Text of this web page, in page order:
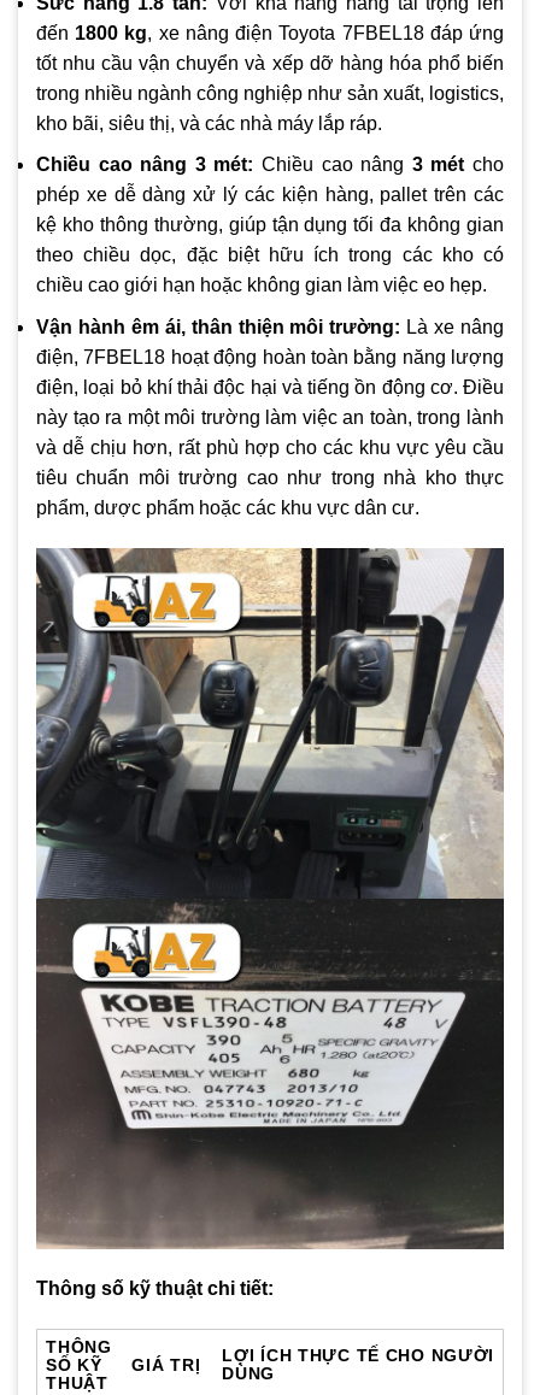
đến 1800 kg, xe nâng điện Toyota 7FBEL18 đáp ứng
tốt nhu cầu vận chuyển và xếp dỡ hàng hóa phổ biến
trong nhiều ngành công nghiệp như sản xuất, logistics,
kho bãi, siêu thị, và các nhà máy lắp ráp.
Chiều cao nâng 3 mét: Chiều cao nâng 3 mét cho
phép xe dễ dàng xử lý các kiện hàng, pallet trên các
kệ kho thông thường, giúp tận dụng tối đa không gian
theo chiều dọc, đặc biệt hữu ích trong các kho có
chiều cao giới hạn hoặc không gian làm việc eo hẹp.
Vận hành êm ái, thân thiện môi trường: Là xe nâng
điện, 7FBEL18 hoạt động hoàn toàn bằng năng lượng
điện, loại bỏ khí thải độc hại và tiếng ồn động cơ. Điều
này tạo ra một môi trường làm việc an toàn, trong lành
và dễ chịu hơn, rất phù hợp cho các khu vực yêu cầu
tiêu chuẩn môi trường cao như trong nhà kho thực
phẩm, dược phẩm hoặc các khu vực dân cư.
Thông số kỹ thuật chi tiết:
THÔNG
SỐ KỸ
THUẬT
GIÁ TRỊ
LỢI ÍCH THỰC TẾ CHO NGƯỜI
DÙNG